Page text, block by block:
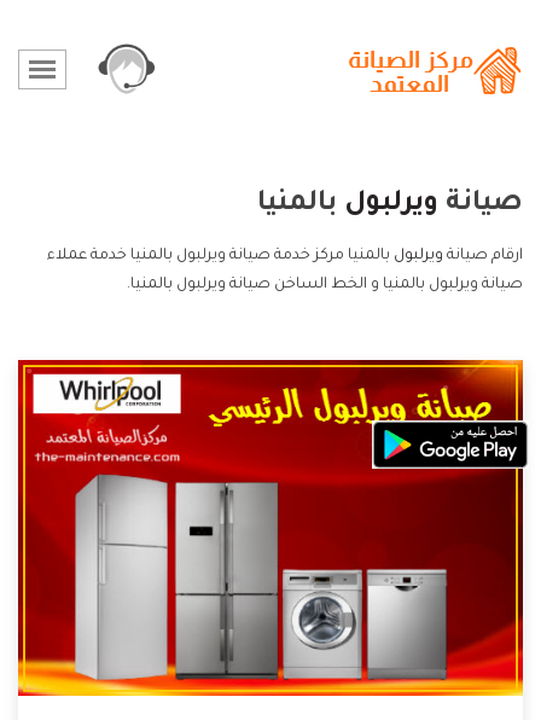
صيانة ويرلبول بالمنيا
ارقام صيانة ويرلبول بالمنيا مركز خدمة صيانة ويرلبول بالمنيا خدمة عملاء
صيانة ويرلبول بالمنيا و الخط الساخن صيانة ويرلبول بالمنيا.